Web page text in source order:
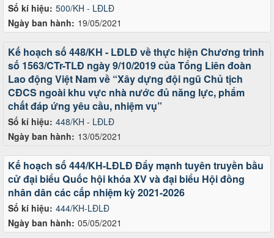
Số kí hiệu: 500/KH - LĐLĐ
Ngày ban hành: 19/05/2021
Số kí hiệu: 448/KH - LĐLĐ
Ngày ban hành: 13/05/2021
Kế hoạch số 448/KH - LĐLĐ về thực hiện Chương trình
số 1563/CTr-TLĐ ngày 9/10/2019 của Tổng Liên đoàn
Lao động Việt Nam về “Xây dựng đội ngũ Chủ tịch
CĐCS ngoài khu vực nhà nước đủ năng lực, phẩm
chất đáp ứng yêu cầu, nhiệm vụ”
Số kí hiệu: 444/KH-LĐLĐ
Ngày ban hành: 05/05/2021
Kế hoạch số 444/KH-LĐLĐ Đẩy mạnh tuyên truyền bầu
cử đại biểu Quốc hội khóa XV và đại biểu Hội đồng
nhân dân các cấp nhiệm kỳ 2021-2026